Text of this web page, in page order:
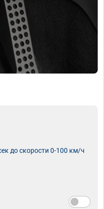
до скорости 0-100 км/ч